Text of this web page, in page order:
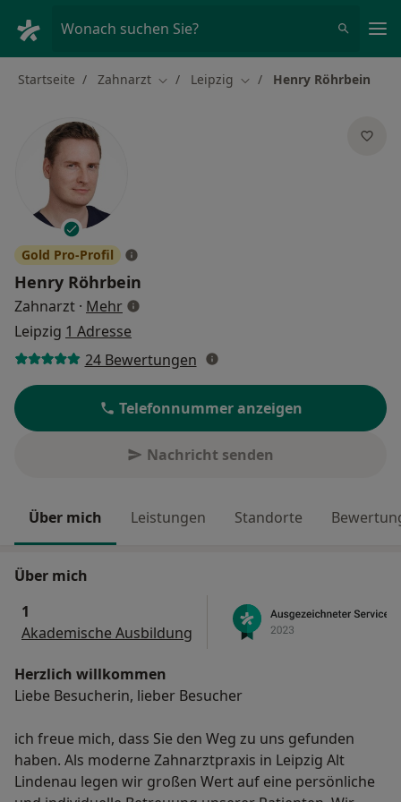
Wonach suchen Sie?
Startseite Zahnarzt Stadt ändern
Leipzig Stadt ändern
Henry Röhrbein
Gold Pro-Profil
Henry Röhrbein
Zahnarzt · Mehrüber Spezialisierungen
Leipzig 1 Adresse
24 Bewertungen
Telefonnummer anzeigen
Nachricht senden
Über mich Leistungen Standorte
Über mich
1
Akademische Ausbildung
Herzlich willkommen
Liebe Besucherin, lieber Besucher
ich freue mich, dass Sie den Weg zu uns gefunden
haben. Als moderne Zahnarztpraxis in Leipzig Alt
Lindenau legen wir großen Wert auf eine persönliche